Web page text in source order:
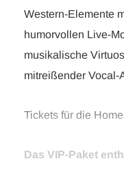
Western-Elemente
humorvollen Live-
musikalische
mitreißender Vocal-
Tickets für die
Das VIP-Paket